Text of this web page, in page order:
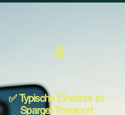
✅ Typische Einsätze im
Spargel Transport
4